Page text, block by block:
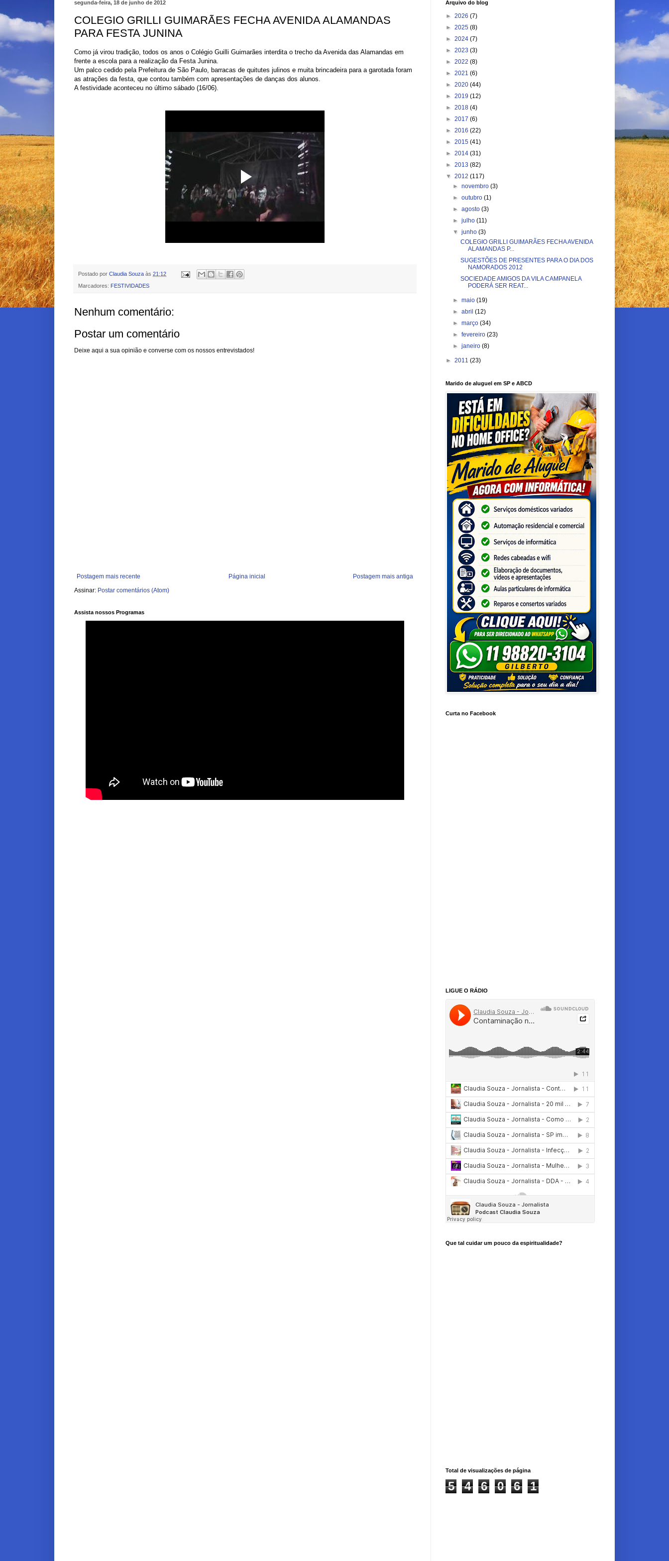
segunda-feira, 18 de junho de 2012
COLEGIO GRILLI GUIMARÃES FECHA AVENIDA ALAMANDAS
PARA FESTA JUNINA
Como já virou tradição, todos os anos o Colégio Guilli Guimarães interdita o trecho da Avenida das Alamandas em
frente a escola para a realização da Festa Junina.
Um palco cedido pela Prefeitura de São Paulo, barracas de quitutes julinos e muita brincadeira para a garotada foram
as atrações da festa, que contou também com apresentações de danças dos alunos.
A festividade aconteceu no último sábado (16/06).
Postado por Claudia Souza às 21:12
Marcadores: FESTIVIDADES
Nenhum comentário:
Postar um comentário
Deixe aqui a sua opinião e converse com os nossos entrevistados!
Postagem mais recente Postagem mais antiga
Página inicial
Assinar: Postar comentários (Atom)
Assista nossos Programas
Arquivo do blog
► 2026 (7)
► 2025 (8)
► 2024 (7)
► 2023 (3)
► 2022 (8)
► 2021 (6)
► 2020 (44)
► 2019 (12)
► 2018 (4)
► 2017 (6)
► 2016 (22)
► 2015 (41)
► 2014 (31)
► 2013 (82)
▼ 2012 (117)
►novembro(3)
►outubro(1)
►agosto(3)
►julho(11)
▼junho(3)
COLEGIO GRILLI GUIMARÃES FECHA AVENIDA
ALAMANDAS P...
SUGESTÕES DE PRESENTES PARA O DIA DOS
NAMORADOS 2012
SOCIEDADE AMIGOS DA VILA CAMPANELA
PODERÁ SER REAT...
►maio(19)
►abril(12)
►março(34)
►fevereiro(23)
►janeiro(8)
► 2011 (23)
Marido de aluguel em SP e ABCD
Curta no Facebook
LIGUE O RÁDIO
Que tal cuidar um pouco da espiritualidade?
Total de visualizações de página
5 4 6 0 6 1